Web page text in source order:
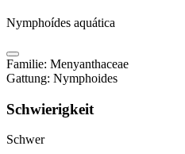
Nymphoídes aquática
Familie: Menyanthaceae
Gattung: Nymphoides
Schwierigkeit
Schwer